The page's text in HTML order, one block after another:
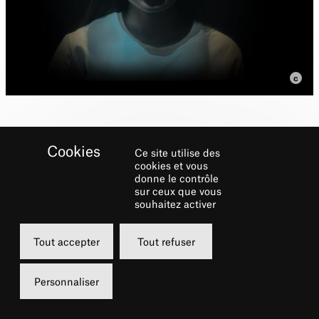
Cinéma
Karidja Touré interprète
Alexis Voinov dans Les
Ce site utilise des
cookies et vous
donne le contrôle
sur ceux que vous
souhaitez activer
Tout accepter Tout refuser
Personnaliser